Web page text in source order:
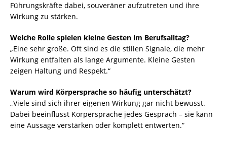
Führungskräfte dabei, souveräner aufzutreten und ihre
Wirkung zu stärken.
Welche Rolle spielen kleine Gesten im Berufsalltag?
„Eine sehr große. Oft sind es die stillen Signale, die mehr
Wirkung entfalten als lange Argumente. Kleine Gesten
zeigen Haltung und Respekt.“
Warum wird Körpersprache so häufig unterschätzt?
„Viele sind sich ihrer eigenen Wirkung gar nicht bewusst.
Dabei beeinflusst Körpersprache jedes Gespräch – sie kann
eine Aussage verstärken oder komplett entwerten.“